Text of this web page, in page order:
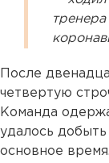
После
четвертую
Команда
удалось
основное